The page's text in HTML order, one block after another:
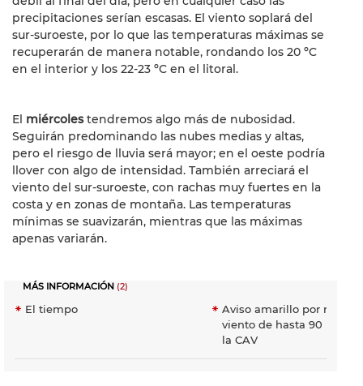
precipitaciones serían escasas. El viento soplará del
sur-suroeste, por lo que las temperaturas máximas se
recuperarán de manera notable, rondando los 20 ºC
en el interior y los 22-23 ºC en el litoral.
El miércolestendremos algo más de nubosidad.
Seguirán predominando las nubes medias y altas,
pero el riesgo de lluvia será mayor; en el oeste podría
llover con algo de intensidad. También arreciará el
viento del sur-suroeste, con rachas muy fuertes en la
costa y en zonas de montaña. Las temperaturas
mínimas se suavizarán, mientras que las máximas
apenas variarán.
MÁS INFORMACIÓN (2)
El tiempo
Aviso amarillo por rachas
viento de hasta 90 km/h,
la CAV